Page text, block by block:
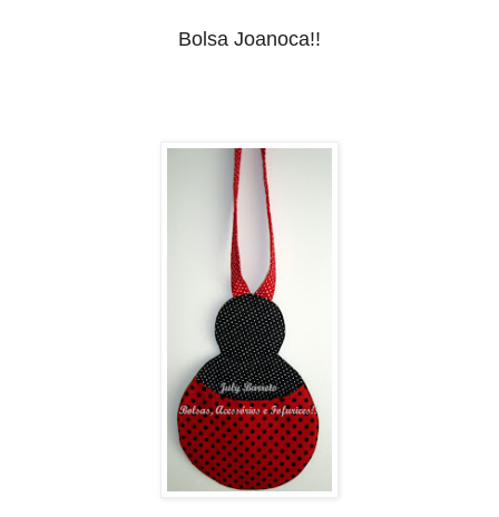
Bolsa Joanoca!!